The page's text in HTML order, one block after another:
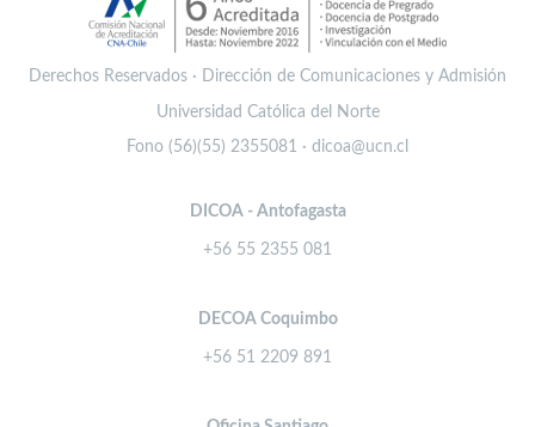
Derechos Reservados · Dirección de Comunicaciones y Admisión
Universidad Católica del Norte
Fono (56)(55) 2355081 · dicoa@ucn.cl
DICOA - Antofagasta
+56 55 2355 081
DECOA Coquimbo
+56 51 2209 891